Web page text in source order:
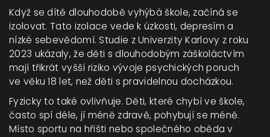
Když se dítě dlouhodobě vyhýbá škole, začíná se
izolovat. Tato izolace vede k úzkosti, depresím a
nízké sebevědomí. Studie z Univerzity Karlovy z roku
2023 ukázaly, že děti s dlouhodobým záškoláctvím
mají třikrát vyšší riziko vývoje psychických poruch
ve věku 18 let, než děti s pravidelnou docházkou.
Fyzicky to také ovlivňuje. Děti, které chybí ve škole,
často spí déle, jí méně zdravě, pohybují se méně.
Místo sportu na hřišti nebo společného oběda v